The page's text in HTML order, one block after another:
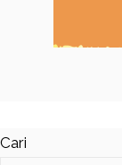
Cari